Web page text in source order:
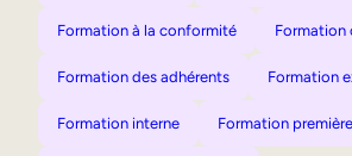
Formation à la conformité Formation
Formation des adhérents Formation
Formation interne Formation